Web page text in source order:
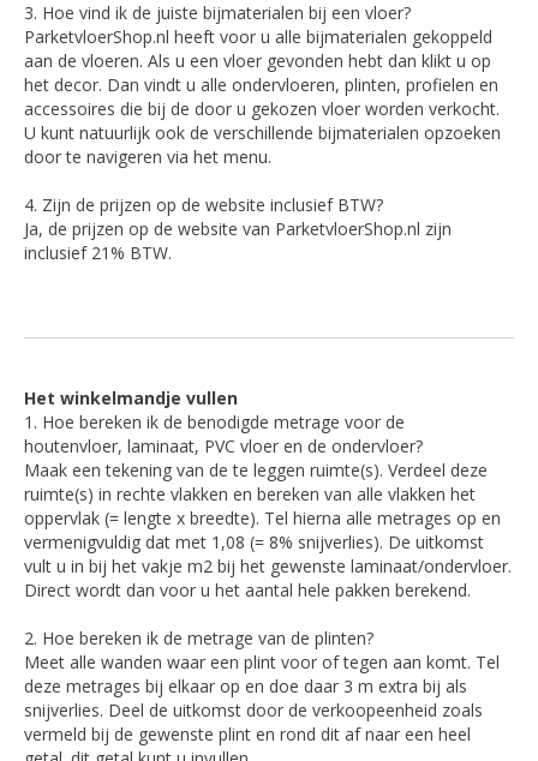
3. Hoe vind ik de juiste bijmaterialen bij een vloer?
ParketvloerShop.nl heeft voor u alle bijmaterialen gekoppeld
aan de vloeren. Als u een vloer gevonden hebt dan klikt u op
het decor. Dan vindt u alle ondervloeren, plinten, profielen en
accessoires die bij de door u gekozen vloer worden verkocht.
U kunt natuurlijk ook de verschillende bijmaterialen opzoeken
door te navigeren via het menu.
4. Zijn de prijzen op de website inclusief BTW?
Ja, de prijzen op de website van ParketvloerShop.nl zijn
inclusief 21% BTW.
Het winkelmandje vullen
1. Hoe bereken ik de benodigde metrage voor de
houtenvloer, laminaat, PVC vloer en de ondervloer?
Maak een tekening van de te leggen ruimte(s). Verdeel deze
ruimte(s) in rechte vlakken en bereken van alle vlakken het
oppervlak (= lengte x breedte). Tel hierna alle metrages op en
vermenigvuldig dat met 1,08 (= 8% snijverlies). De uitkomst
vult u in bij het vakje m2 bij het gewenste laminaat/ondervloer.
Direct wordt dan voor u het aantal hele pakken berekend.
2. Hoe bereken ik de metrage van de plinten?
Meet alle wanden waar een plint voor of tegen aan komt. Tel
deze metrages bij elkaar op en doe daar 3 m extra bij als
snijverlies. Deel de uitkomst door de verkoopeenheid zoals
vermeld bij de gewenste plint en rond dit af naar een heel